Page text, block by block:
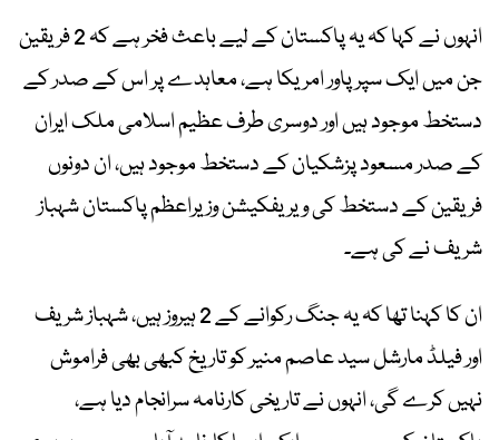
انہوں نے کہا کہ یہ پاکستان کے لیے باعث فخر ہے کہ 2 فریقین
جن میں ایک سپر پاور امریکا ہے، معاہدے پر اس کے صدر کے
دستخط موجود ہیں اور دوسری طرف عظیم اسلامی ملک ایران
کے صدر مسعود پزشکیان کے دستخط موجود ہیں، ان دونوں
فریقین کے دستخط کی ویریفکیشن وزیراعظم پاکستان شہباز
شریف نے کی ہے۔
ان کا کہنا تھا کہ یہ جنگ رکوانے کے 2 ہیروز ہیں، شہباز شریف
اور فیلڈ مارشل سید عاصم منیر کو تاریخ کبھی بھی فراموش
نہیں کرے گی، انہوں نے تاریخی کارنامہ سرانجام دیا ہے،